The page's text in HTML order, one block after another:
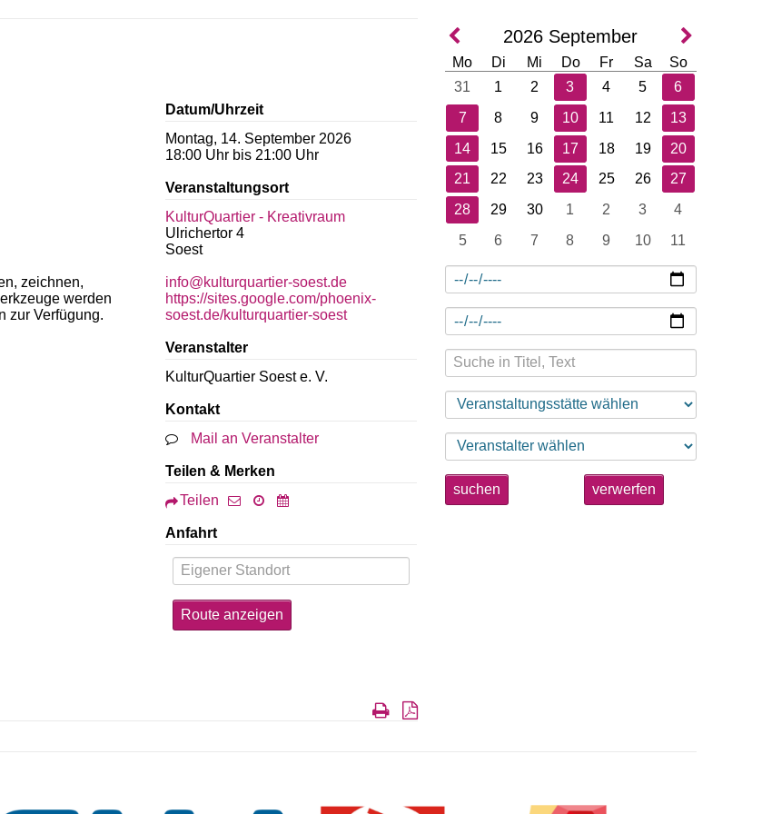
zeichnen,
werden
zur Verfügung.
Datum/Uhrzeit
Montag, 14. September 2026
18:00 Uhr bis 21:00 Uhr
Veranstaltungsort
KulturQuartier - Kreativraum
Ulrichertor 4
Soest
info@kulturquartier-soest.de
https://sites.google.com/phoenix-
soest.de/kulturquartier-soest
Veranstalter
KulturQuartier Soest e. V.
Kontakt
Mail an Veranstalter
Teilen & Merken
Teilen
Anfahrt
2026 September
Mo Di Mi Do Fr Sa
So
31
1 2 3 4 5
6
7
8 9 10 11 12
13
14
15 16 17 18 19
20
21
22 23 24 25 26
27
28
29 30 1 2 3
4
5
6 7 8 9 10 11
suchen verwerfen